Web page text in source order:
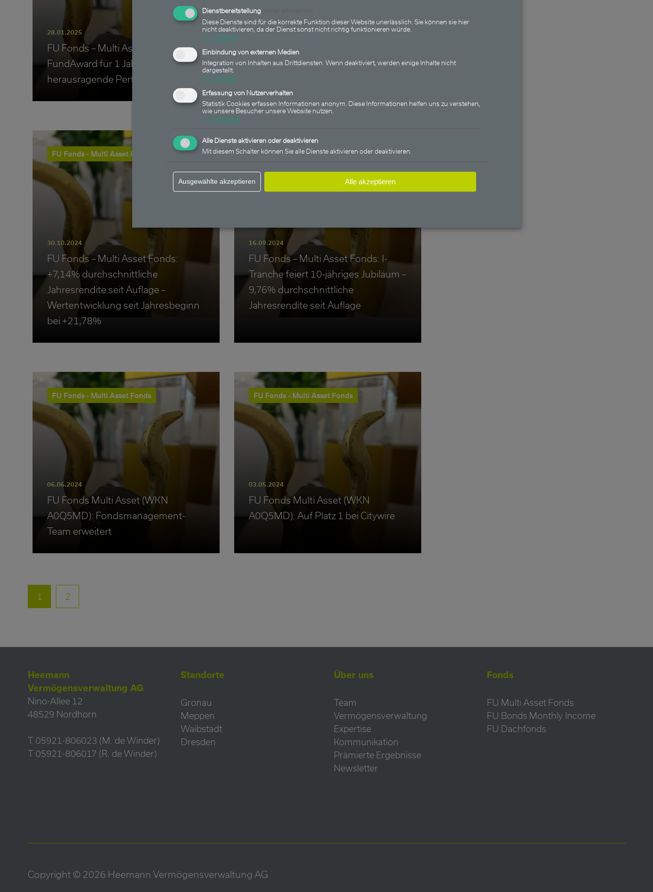
28.01.2025
FU Fonds – Multi Asset Fonds: €uro
FundAward für 1 Jahr und 10 Jahre
herausragende Performance
09.01.2025
FU Fonds – Multi Asset Fonds:
Wertentwicklung 2024 bei 27,50% –
FU Fonds - Multi Asset Fonds
30.10.2024
FU Fonds – Multi Asset Fonds:
+7,14% durchschnittliche
Jahresrendite seit Auflage –
Wertentwicklung seit Jahresbeginn
bei +21,78%
FU Fonds - Multi Asset Fonds
16.09.2024
FU Fonds – Multi Asset Fonds: I-
Tranche feiert 10-jähriges Jubiläum –
9,76% durchschnittliche
Jahresrendite seit Auflage
FU Fonds - Multi Asset Fonds
06.06.2024
FU Fonds Multi Asset (WKN
A0Q5MD): Fondsmanagement-
Team erweitert
FU Fonds - Multi Asset Fonds
03.05.2024
FU Fonds Multi Asset (WKN
A0Q5MD): Auf Platz 1 bei Citywire
1 2
Heemann
Vermögensverwaltung AG
Nino-Allee 12
48529 Nordhorn
T 05921-806023 (M. de Winder)
T 05921-806017 (R. de Winder)
Standorte
Gronau
Meppen
Waibstadt
Dresden
Über uns
Team
Vermögensverwaltung
Expertise
Kommunikation
Prämierte Ergebnisse
Newsletter
Fonds
FU Multi Asset Fonds
FU Bonds Monthly Income
FU Dachfonds
Copyright © 2026 Heemann Vermögensverwaltung AG
Dienstbereitstellung
Diese Dienste sind für die korrekte Funktion dieser Website unerlässlich. Sie können sie hier
nicht deaktivieren, da der Dienst sonst nicht richtig funktionieren würde.
↓ 1 Dienst
Einbindung von externen Medien
Integration von Inhalten aus Drittdiensten. Wenn deaktiviert, werden einige Inhalte nicht
dargestellt.
↓ 1 Dienst
Erfassung von Nutzerverhalten
Statistik Cookies erfassen Informationen anonym. Diese Informationen helfen uns zu verstehen,
wie unsere Besucher unsere Website nutzen.
↓ 2 Dienste
Alle Dienste aktivieren oder deaktivieren
Mit diesem Schalter können Sie alle Dienste aktivieren oder deaktivieren.
Ausgewählte akzeptieren Alle akzeptieren